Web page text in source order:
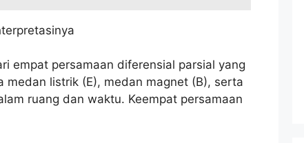
empat persamaan diferensial parsial yang
medan listrik (E), medan magnet (B), serta
ruang dan waktu. Keempat persamaan